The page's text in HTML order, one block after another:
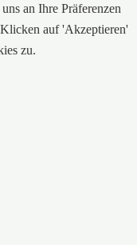
an Ihre Präferenzen
auf 'Akzeptieren'
zu.